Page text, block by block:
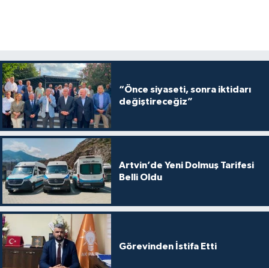
“Önce siyaseti, sonra iktidarı
değiştireceğiz”
Artvin’de Yeni Dolmuş Tarifesi
Belli Oldu
Görevinden İstifa Etti